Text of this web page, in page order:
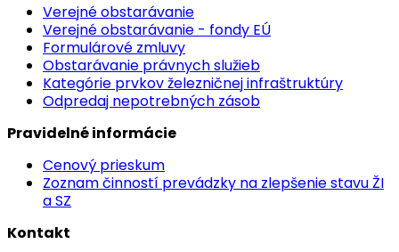
Verejné obstarávanie
Verejné obstarávanie - fondy EÚ
Formulárové zmluvy
Obstarávanie právnych služieb
Kategórie prvkov železničnej infraštruktúry
Odpredaj nepotrebných zásob
Pravidelné informácie
Cenový prieskum
Zoznam činností prevádzky na zlepšenie stavu ŽI
a SZ
Kontakt